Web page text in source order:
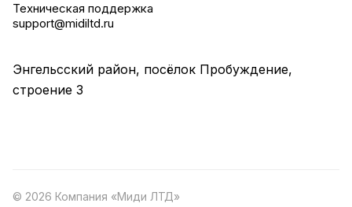
Техническая поддержка
support@midiltd.ru
Энгельсский район, посёлок Пробуждение,
строение 3
© 2026 Компания «Миди ЛТД»